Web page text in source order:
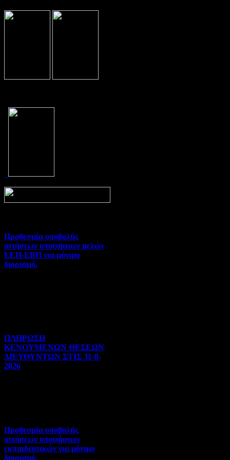
Προθεσμία υποβολής
αιτήσεων υποψήφιων μελών
ΕΕΠ-ΕΒΠ για μόνιμο
διορισμό.
ΠΛΗΡΩΣΗ
ΚΕΝΟΥΜΕΝΩΝ ΘΕΣΕΩΝ
ΔΙΕΥΘΥΝΤΩΝ ΣΤΙΣ 31-8-
2026
Προθεσμία υποβολής
αιτήσεων υποψήφιων
εκπαιδευτικών για μόνιμο
διορισμό.